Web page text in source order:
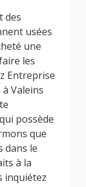
des
usées
une
les
Entreprise
Valeins
possède
que
dans le
à la
inquiétez